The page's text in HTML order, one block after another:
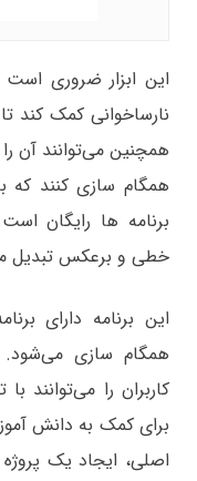
این ابزار ضروری است
نارساخوانی کمک کند
همگام سازی کنند که
برنامه ها رایگان
خطی و برعکس تبدیل
همگام سازی می‌شود.
برای کمک به دانش
اصلی، ایجاد یک پروژه